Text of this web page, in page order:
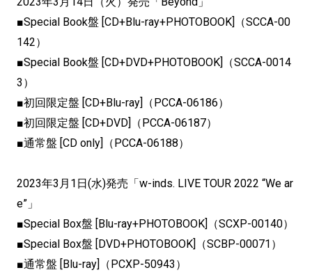
■Special Book盤 [CD+Blu-ray+PHOTOBOOK]（SCCA-00
142）
■Special Book盤 [CD+DVD+PHOTOBOOK]（SCCA-0014
3）
■初回限定盤 [CD+Blu-ray]（PCCA-06186）
■初回限定盤 [CD+DVD]（PCCA-06187）
■通常盤 [CD only]（PCCA-06188）
2023年3月1日(水)発売「w-inds. LIVE TOUR 2022 “We ar
e”」
■Special Box盤 [Blu-ray+PHOTOBOOK]（SCXP-00140）
■Special Box盤 [DVD+PHOTOBOOK]（SCBP-00071）
■通常盤 [Blu-ray]（PCXP-50943）